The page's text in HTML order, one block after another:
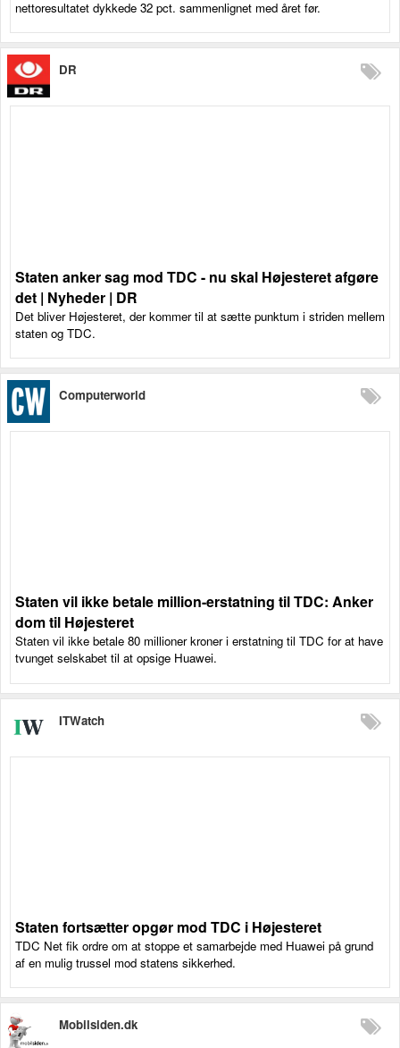
nettoresultatet dykkede 32 pct. sammenlignet med året før.
DR
Staten anker sag mod TDC - nu skal Højesteret afgøre
det | Nyheder | DR
Det bliver Højesteret, der kommer til at sætte punktum i striden mellem
staten og TDC.
Computerworld
Staten vil ikke betale million-erstatning til TDC: Anker
dom til Højesteret
Staten vil ikke betale 80 millioner kroner i erstatning til TDC for at have
tvunget selskabet til at opsige Huawei.
ITWatch
Staten fortsætter opgør mod TDC i Højesteret
TDC Net fik ordre om at stoppe et samarbejde med Huawei på grund
af en mulig trussel mod statens sikkerhed.
Mobilsiden.dk